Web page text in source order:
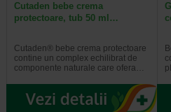
Cutaden bebe crema
protectoare, tub 50 ml…
Cutaden® bebe crema protectoare
contine un complex echilibrat de
componente naturale care ofera…